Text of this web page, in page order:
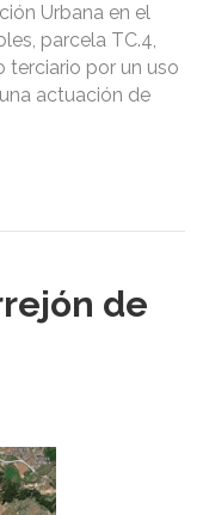
Urbana en el
parcela TC.4,
terciario por un uso
actuación de
de